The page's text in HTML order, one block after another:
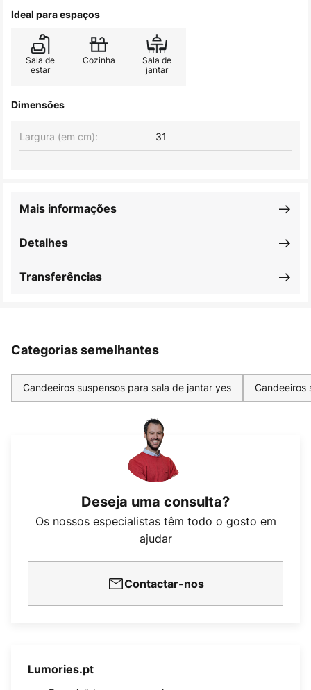
Ideal para espaços
Sala de
estar
Cozinha
Sala de
jantar
Dimensões
Largura (em cm): 31
Detalhes
Mais informações
Transferências
Categorias semelhantes
Candeeiros suspensos para sala de jantar yes Candeeiros
Deseja uma consulta?
Os nossos especialistas têm todo o gosto em
ajudar
Contactar-nos
Lumories.pt